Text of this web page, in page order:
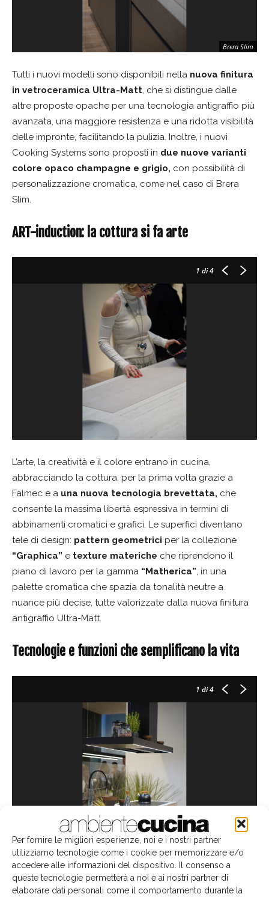
Per fornire le migliori esperienze, noi e i nostri partner
utilizziamo tecnologie come i cookie per memorizzare e/o
accedere alle informazioni del dispositivo. Il consenso a
queste tecnologie permetterà a noi e ai nostri partner di
elaborare dati personali come il comportamento durante la
Brera Slim
Tutti i nuovi modelli sono disponibili nella nuova finitura
in vetroceramica Ultra-Matt, che si distingue dalle
altre proposte opache per una tecnologia antigraffio più
avanzata, una maggiore resistenza e una ridotta visibilità
delle impronte, facilitando la pulizia. Inoltre, i nuovi
Cooking Systems sono proposti in due nuove varianti
colore opaco champagne e grigio, con possibilità di
personalizzazione cromatica, come nel caso di Brera
Slim.
ART-induction: la cottura si fa arte
1 di 4
L’arte, la creatività e il colore entrano in cucina,
abbracciando la cottura, per la prima volta grazie a
Falmec e a una nuova tecnologia brevettata, che
consente la massima libertà espressiva in termini di
abbinamenti cromatici e grafici. Le superfici diventano
tele di design: pattern geometrici per la collezione
“Graphica” e texture materiche che riprendono il
piano di lavoro per la gamma “Matherica”, in una
palette cromatica che spazia da tonalità neutre a
nuance più decise, tutte valorizzate dalla nuova finitura
antigraffio Ultra-Matt.
Tecnologie e funzioni che semplificano la vita
1 di 4
Elle No-Drop
Le tecnologie Falmec sono al servizio delle persone,